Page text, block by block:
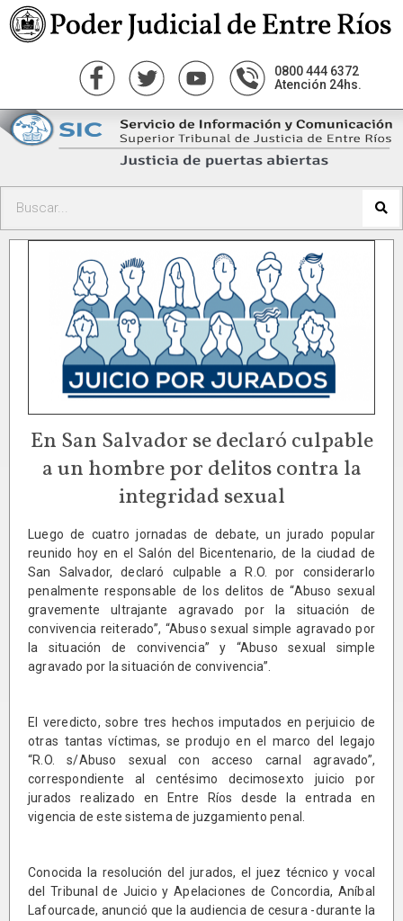
0800 444 6372
Atención 24hs.
En San Salvador se declaró culpable
a un hombre por delitos contra la
integridad sexual
Luego de cuatro jornadas de debate, un jurado popular
reunido hoy en el Salón del Bicentenario, de la ciudad de
San Salvador, declaró culpable a R.O. por considerarlo
penalmente responsable de los delitos de “Abuso sexual
gravemente ultrajante agravado por la situación de
convivencia reiterado”, “Abuso sexual simple agravado por
la situación de convivencia” y “Abuso sexual simple
agravado por la situación de convivencia”.
El veredicto, sobre tres hechos imputados en perjuicio de
otras tantas víctimas, se produjo en el marco del legajo
“R.O. s/Abuso sexual con acceso carnal agravado”,
correspondiente al centésimo decimosexto juicio por
jurados realizado en Entre Ríos desde la entrada en
vigencia de este sistema de juzgamiento penal.
Conocida la resolución del jurados, el juez técnico y vocal
del Tribunal de Juicio y Apelaciones de Concordia, Aníbal
Lafourcade, anunció que la audiencia de cesura -durante la